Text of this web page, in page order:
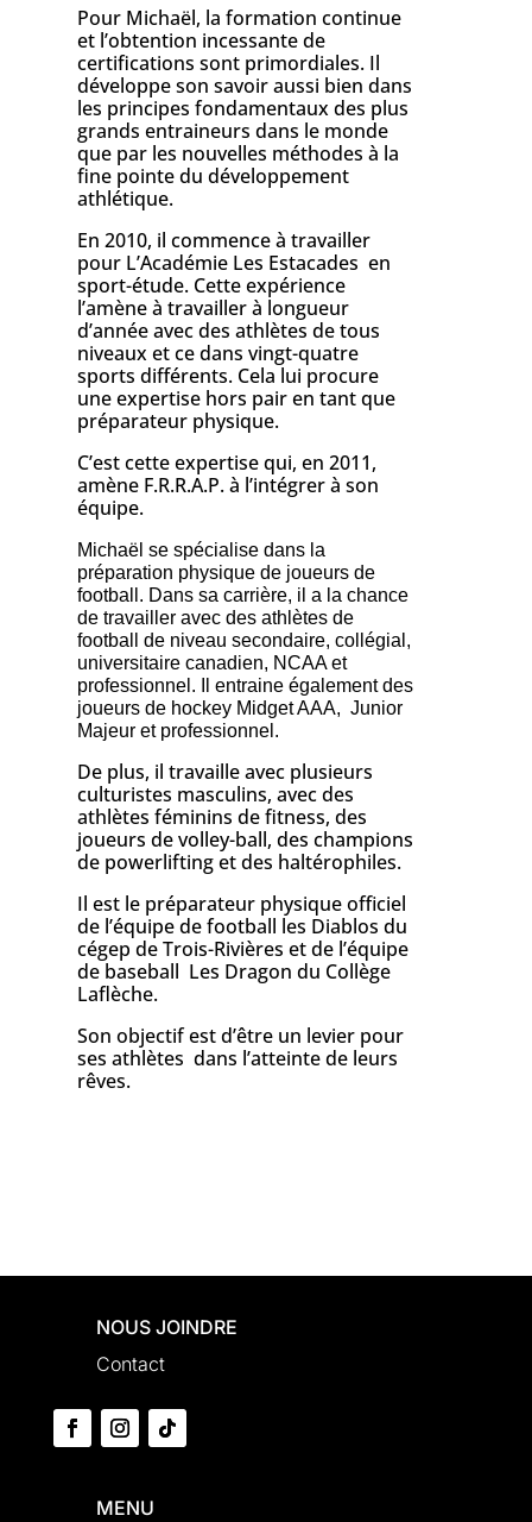
Pour Michaël, la formation continue
et l’obtention incessante de
certifications sont primordiales. Il
développe son savoir aussi bien dans
les principes fondamentaux des plus
grands entraineurs dans le monde
que par les nouvelles méthodes à la
fine pointe du développement
athlétique.
En 2010, il commence à travailler
pour L’Académie Les Estacades en
sport-étude. Cette expérience
l’amène à travailler à longueur
d’année avec des athlètes de tous
niveaux et ce dans vingt-quatre
sports différents. Cela lui procure
une expertise hors pair en tant que
préparateur physique.
C’est cette expertise qui, en 2011,
amène F.R.R.A.P. à l’intégrer à son
équipe.
Michaël se spécialise dans la
préparation physique de joueurs de
football. Dans sa carrière, il a la chance
de travailler avec des athlètes de
football de niveau secondaire, collégial,
universitaire canadien, NCAA et
professionnel. Il entraine également des
joueurs de hockey Midget AAA, Junior
Majeur et professionnel.
De plus, il travaille avec plusieurs
culturistes masculins, avec des
athlètes féminins de fitness, des
joueurs de volley-ball, des champions
de powerlifting et des haltérophiles.
Il est le préparateur physique officiel
de l’équipe de football les Diablos du
cégep de Trois-Rivières et de l’équipe
de baseball Les Dragon du Collège
Laflèche.
Son objectif est d’être un levier pour
ses athlètes dans l’atteinte de leurs
rêves.
NOUS JOINDRE
Contact
MENU